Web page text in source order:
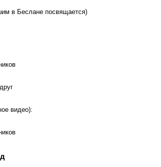
в Беслане посвящается)
видео):